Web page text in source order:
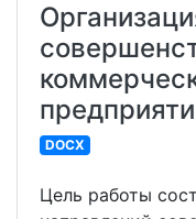
DOCX
Цель работы